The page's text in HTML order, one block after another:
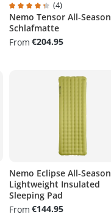
Average rating of 4.2
(4)
Nemo Tensor All-Season
Schlafmatte
From €204.95
Nemo Eclipse All-Season
Lightweight Insulated
Sleeping Pad
From €144.95